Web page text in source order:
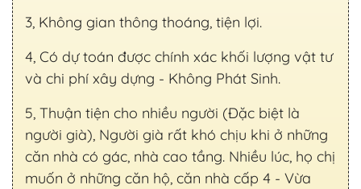
3, Không gian thông thoáng, tiện lợi.
4, Có dự toán được chính xác khối lượng vật tư
và chi phí xây dựng - Không Phát Sinh.
5, Thuận tiện cho nhiều người (Đặc biệt là
người già), Người già rất khó chịu khi ở những
căn nhà có gác, nhà cao tầng. Nhiều lúc, họ chị
muốn ở những căn hộ, căn nhà cấp 4 - Vừa